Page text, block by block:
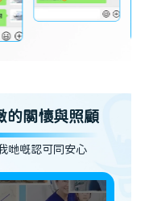
的關懷與照顧
哋嘅認可同安心